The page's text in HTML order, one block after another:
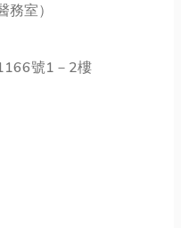
室）
號1－2樓